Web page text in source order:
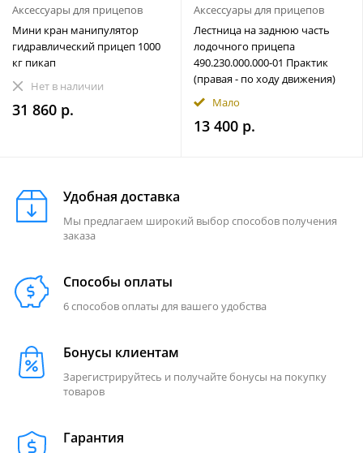
Аксессуары для прицепов
Мини кран манипулятор
гидравлический прицеп 1000
кг пикап
Нет в наличии
31 860 р.
Аксессуары для прицепов
Лестница на заднюю часть
лодочного прицепа
490.230.000.000-01 Практик
(правая - по ходу движения)
Мало
13 400 р.
Удобная доставка
Мы предлагаем широкий выбор способов получения
заказа
Способы оплаты
6 способов оплаты для вашего удобства
Бонусы клиентам
Зарегистрируйтесь и получайте бонусы на покупку
товаров
Гарантия